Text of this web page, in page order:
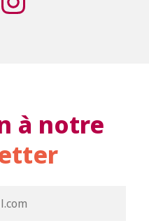
à notre